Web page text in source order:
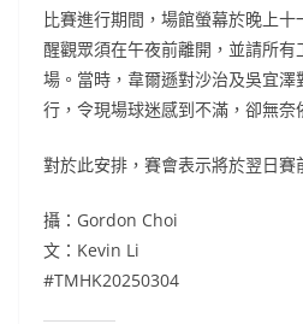
比賽進行期間，場館螢幕於晚上
醒觀眾須在午夜前離開，並請所
場。當時，韋爾遜對沙治及吳宜
行，令現場球迷感到不滿，卻無奈
對於此安排，賽會表示將於翌日賽
攝：Gordon Choi
文：Kevin Li
#TMHK20250304